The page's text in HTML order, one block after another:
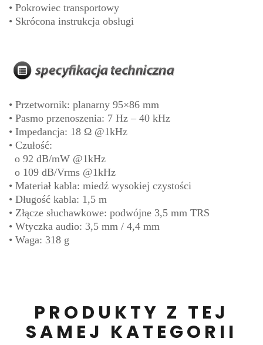
• Pokrowiec transportowy
• Skrócona instrukcja obsługi
• Przetwornik: planarny 95×86 mm
• Pasmo przenoszenia: 7 Hz – 40 kHz
• Impedancja: 18 Ω @1kHz
• Czułość:
o 92 dB/mW @1kHz
o 109 dB/Vrms @1kHz
• Materiał kabla: miedź wysokiej czystości
• Długość kabla: 1,5 m
• Złącze słuchawkowe: podwójne 3,5 mm TRS
• Wtyczka audio: 3,5 mm / 4,4 mm
• Waga: 318 g
PRODUKTY Z TEJ
SAMEJ KATEGORII